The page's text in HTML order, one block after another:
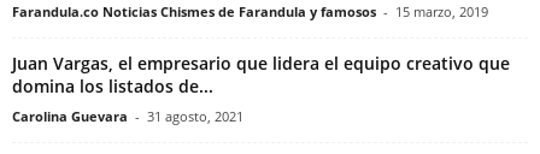
Farandula.co Noticias Chismes de Farandula y famosos - 15 marzo, 2019
Juan Vargas, el empresario que lidera el equipo creativo que
domina los listados de...
Carolina Guevara - 31 agosto, 2021